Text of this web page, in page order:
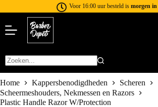
Voor 16:00 uur besteld is morgen
Home Kappersbenodigdheden
Scheren
Scheermeshouders, Nekmessen en Razors
Plastic Handle Razor W/Protection